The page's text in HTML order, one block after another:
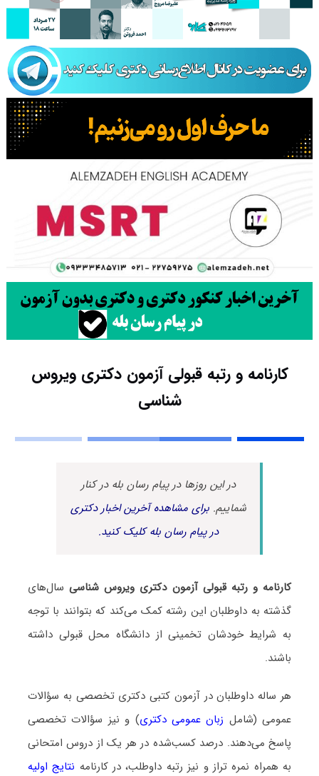
کارنامه و رتبه قبولی آزمون دکتری وﻳﺮوس
ﺷﻨﺎسی
در این روزها در پیام رسان بله در کنار
شماییم.برای مشاهده آخرین اخبار دکتری
در پیام رسان بله کلیک کنید.
کارنامه و رتبه قبولی آزمون دکتری ویروس شناسیسال‌های
گذشته به داوطلبان این رشته کمک می‌کند که بتوانند با توجه
به شرایط خودشان تخمینی از دانشگاه محل قبولی داشته
باشند.
هر ساله داوطلبان در آزمون کتبی دکتری تخصصی به سؤالات
عمومی (شامل زبان عمومی دکتری) و نیز سؤالات تخصصی
پاسخ می‌دهند. درصد کسب‌شده در هر یک از دروس امتحانی
به همراه نمره تراز و نیز رتبه داوطلب، در کارنامه نتایج اولیه